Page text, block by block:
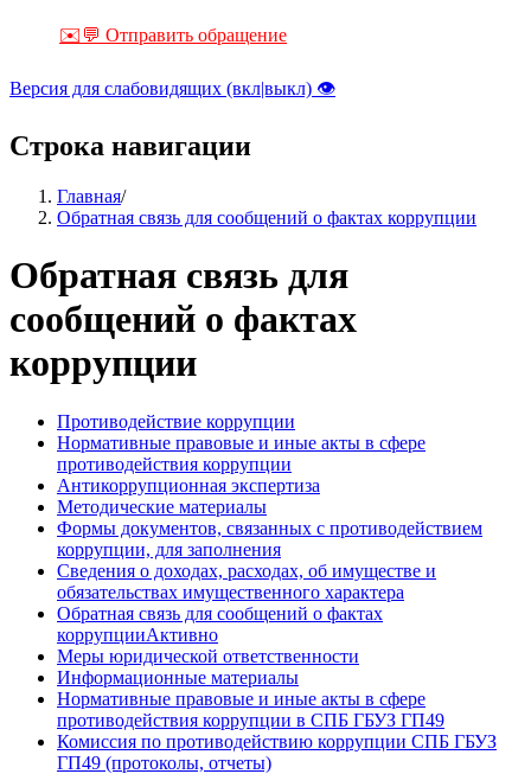
✉️💬 Отправить обращение
Версия для слабовидящих (вкл|выкл) 👁
Строка навигации
Главная/
Обратная связь для сообщений о фактах коррупции
Обратная связь для
сообщений о фактах
коррупции
Противодействие коррупции
Нормативные правовые и иные акты в сфере
противодействия коррупции
Антикоррупционная экспертиза
Методические материалы
Формы документов, связанных с противодействием
коррупции, для заполнения
Сведения о доходах, расходах, об имуществе и
обязательствах имущественного характера
Обратная связь для сообщений о фактах
коррупцииАктивно
Меры юридической ответственности
Информационные материалы
Нормативные правовые и иные акты в сфере
противодействия коррупции в СПБ ГБУЗ ГП49
Комиссия по противодействию коррупции СПБ ГБУЗ
ГП49 (протоколы, отчеты)